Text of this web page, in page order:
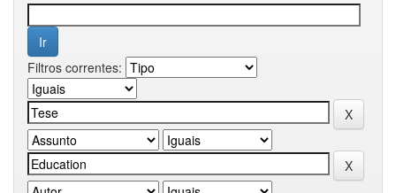
Filtros correntes: